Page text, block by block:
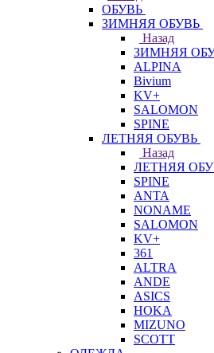
ОБУВЬ
ЗИМНЯЯ ОБУВЬ
Назад
ЗИМНЯЯ
ALPINA
Bivium
KV+
SALOMON
SPINE
ЛЕТНЯЯ ОБУВЬ
Назад
ЛЕТНЯЯ
SPINE
ANTA
NONAME
SALOMON
KV+
361
ALTRA
ANDE
ASICS
HOKA
MIZUNO
SCOTT